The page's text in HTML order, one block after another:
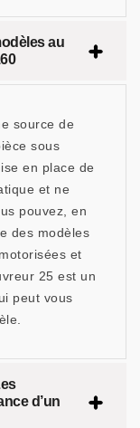
au
source de
sous
en place de
et ne
pouvez, en
des modèles
et
25 est un
peut vous
d’un